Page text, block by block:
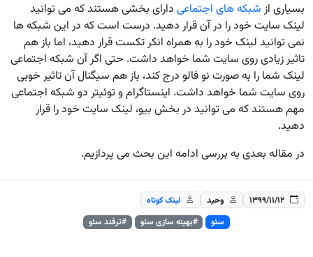
بسیاری از شبکه های اجتماعی دارای بخشی هستند که می توانید
لینک سایت خود را در آن قرار دهید. درست است که در این شبکه ها
نمی توانید لینک خود را به همراه انکر تکست قرار دهید، اما باز هم
تاثیر زیادی روی سایت شما خواهد داشت. حتی اگر آن شبکه اجتماعی
لینک شما را به صورت نو فالو درج کند، باز هم سیگنال آن تاثیر خوبی
روی سایت شما خواهد داشت. اینستاگرام و توئیتر دو شبکه اجتماعی
مهم هستند که می توانید در بخش بیو، لینک سایت خود را قرار
دهید.
در مقاله بعدی به بررسی ادامه این بحث می پردازیم.
۱۳۹۹/۱۱/۱۲ وحید
لینک کوتاه
سئو
#بهینه سازی سئو #ترفند سئو